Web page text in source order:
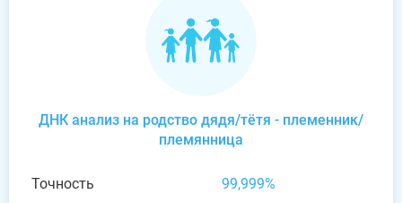
ДНК анализ на родство дядя/тётя - племенник/
племянница
Точность
99,999%